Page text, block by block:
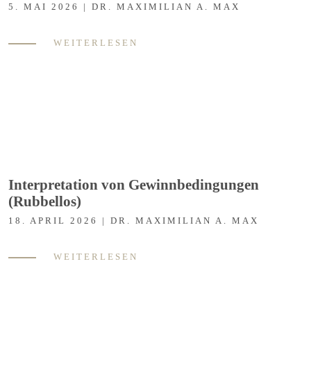
5. MAI 2026 | DR. MAXIMILIAN A. MAX
WEITERLESEN
Interpretation von Gewinnbedingungen
(Rubbellos)
18. APRIL 2026 | DR. MAXIMILIAN A. MAX
WEITERLESEN